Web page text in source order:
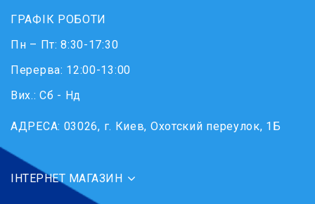
ГРАФІК РОБОТИ
Пн – Пт: 8:30-17:30
Перерва: 12:00-13:00
Вих.: Сб - Нд
АДРЕСА: 03026, г. Киев, Охотский переулок, 1Б
ІНТЕРНЕТ МАГАЗИН